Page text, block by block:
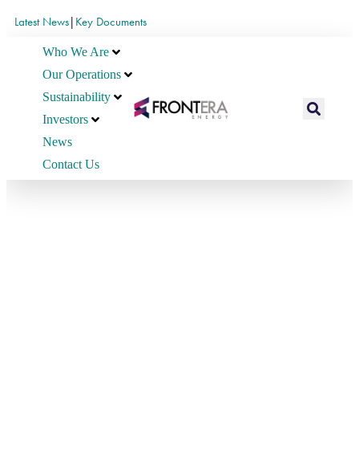
Latest News| Key Documents
Who We Are
Our Operations
Sustainability
Investors
News
Contact Us